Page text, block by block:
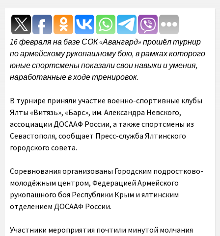
16 февраля на базе СОК «Авангард» прошёл турнир
по армейскому рукопашному бою, в рамках которого
юные спортсмены показали свои навыки и умения,
наработанные в ходе тренировок.
В турнире приняли участие военно-спортивные клубы
Ялты «Витязь», «Барс», им. Александра Невского,
ассоциации ДОСААФ России, а также спортсмены из
Севастополя, сообщает Пресс-служба Ялтинского
городского совета.
Соревнования организованы Городским подростково-
молодёжным центром, Федерацией Армейского
рукопашного боя Республики Крым и ялтинским
отделением ДОСААФ России.
Участники мероприятия почтили минутой молчания